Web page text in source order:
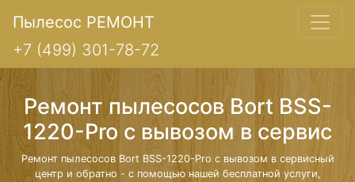
Пылесос РЕМОНТ
+7 (499) 301-78-72
Ремонт пылесосов Bort BSS-
1220-Pro с вывозом в сервис
Ремонт пылесосов Bort BSS-1220-Pro с вывозом в сервисный
центр и обратно - с помощью нашей бесплатной услуги,